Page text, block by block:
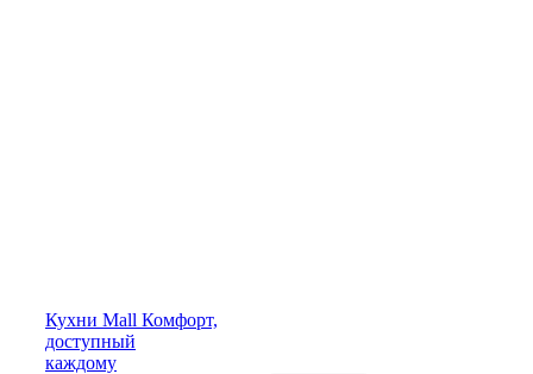
Кухни Mall Комфорт,
доступный
каждому